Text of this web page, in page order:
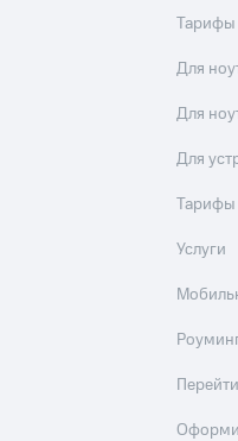
Тарифы
Для
Для
Для
Тарифы
Услуги